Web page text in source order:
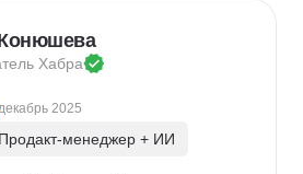
Хабра
2025
менеджер + ИИ